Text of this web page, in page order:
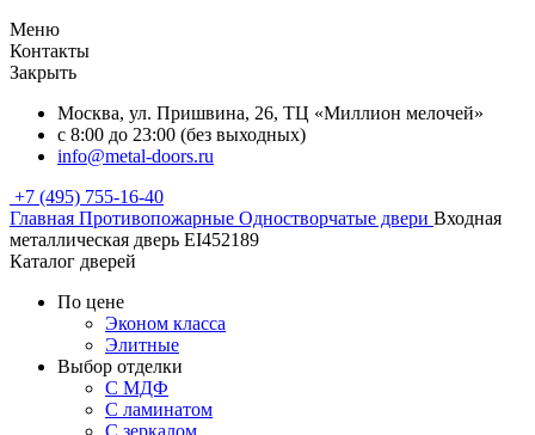
Меню
Контакты
Закрыть
Москва, ул. Пришвина, 26, ТЦ «Миллион мелочей»
с 8:00 до 23:00 (без выходных)
info@metal-doors.ru
+7 (495) 755-16-40
Главная Противопожарные Одностворчатые двери Входная
металлическая дверь EI452189
Каталог дверей
По цене
Эконом класса
Элитные
Выбор отделки
С МДФ
С ламинатом
С зеркалом